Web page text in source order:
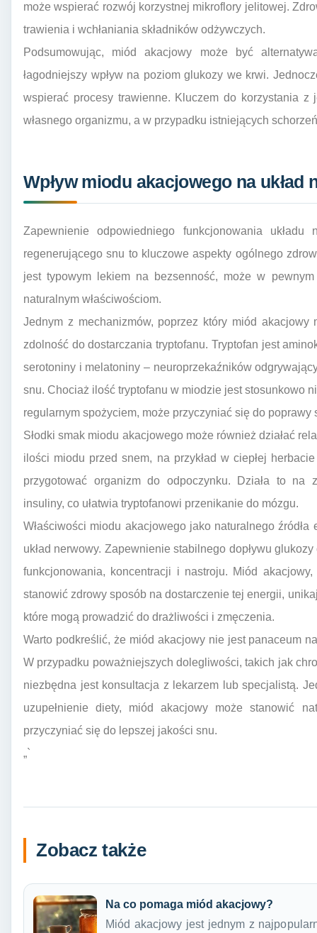
może wspierać rozwój korzystnej mikroflory jelitowej.
trawienia i wchłaniania składników odżywczych.
Podsumowując, miód akacjowy może być
łagodniejszy wpływ na poziom glukozy we krwi.
wspierać procesy trawienne. Kluczem do korzystania
własnego organizmu, a w przypadku istniejących
Wpływ miodu akacjowego na układ
Zapewnienie odpowiedniego funkcjonowania
regenerującego snu to kluczowe aspekty ogólnego
jest typowym lekiem na bezsenność, może w
naturalnym właściwościom.
Jednym z mechanizmów, poprzez który miód akacjowy
zdolność do dostarczania tryptofanu. Tryptofan jest
serotoniny i melatoniny – neuroprzekaźników
snu. Chociaż ilość tryptofanu w miodzie jest stosunkowo
regularnym spożyciem, może przyczyniać się do poprawy
Słodki smak miodu akacjowego może również działać
ilości miodu przed snem, na przykład w ciepłej
przygotować organizm do odpoczynku. Działa to na
insuliny, co ułatwia tryptofanowi przenikanie do mózgu.
Właściwości miodu akacjowego jako naturalnego
układ nerwowy. Zapewnienie stabilnego dopływu
funkcjonowania, koncentracji i nastroju. Miód
stanowić zdrowy sposób na dostarczenie tej energii,
które mogą prowadzić do drażliwości i zmęczenia.
Warto podkreślić, że miód akacjowy nie jest panaceum
W przypadku poważniejszych dolegliwości, takich jak
niezbędna jest konsultacja z lekarzem lub specjalistą.
uzupełnienie diety, miód akacjowy może stanowić
przyczyniać się do lepszej jakości snu.
„`
Zobacz także
Na co pomaga miód akacjowy?
Miód akacjowy jest jednym z